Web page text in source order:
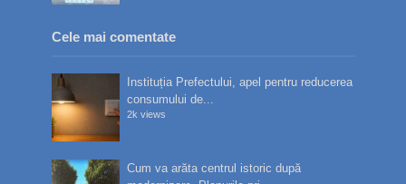
Cele mai comentate
Instituția Prefectului, apel pentru reducerea
consumului de...
2k views
Cum va arăta centrul istoric după